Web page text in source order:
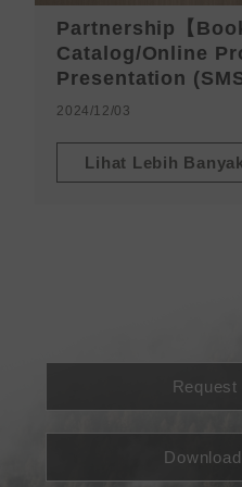
Partnership【
Catalog/Online
Presentation
2024/12/03
Lihat Lebih